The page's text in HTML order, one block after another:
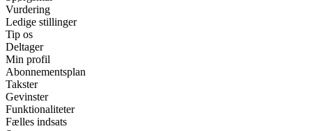
Vurdering
Ledige stillinger
Tip os
Deltager
Min profil
Abonnementsplan
Takster
Gevinster
Funktionaliteter
Fælles indsats